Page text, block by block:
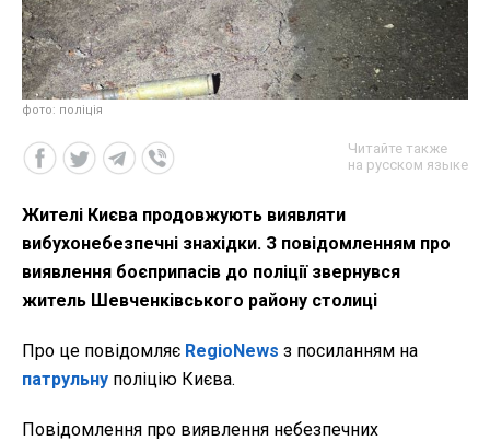
фото: поліція
Читайте также
на русском языке
Жителі Києва продовжують виявляти
вибухонебезпечні знахідки. З повідомленням про
виявлення боєприпасів до поліції звернувся
житель Шевченківського району столиці
Про це повідомляє RegioNews з посиланням на
патрульну поліцію Києва.
Повідомлення про виявлення небезпечних